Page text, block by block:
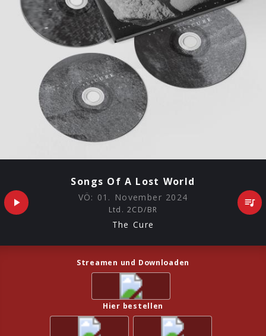
Songs Of A Lost World
VÖ: 01. November 2024
Ltd. 2CD/BR
The Cure
Streamen und Downloaden
Hier bestellen